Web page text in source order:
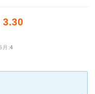
3.30
:4